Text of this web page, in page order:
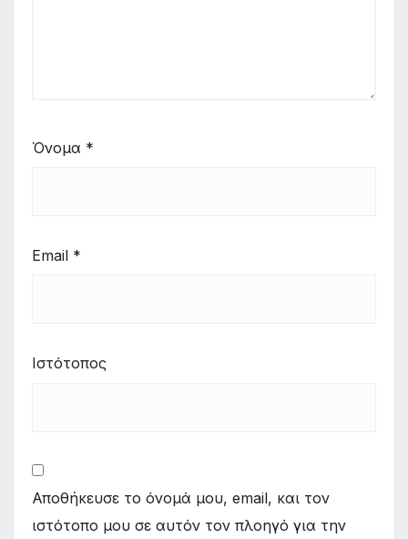
Όνομα *
Email *
Ιστότοπος
Αποθήκευσε το όνομά μου, email, και τον
ιστότοπο μου σε αυτόν τον πλοηγό για την